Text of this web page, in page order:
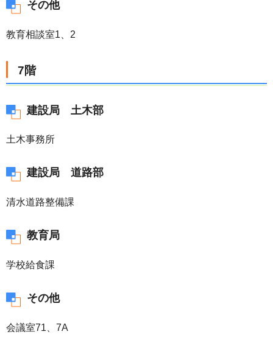
その他
教育相談室1、2
7階
建設局 土木部
土木事務所
建設局 道路部
清水道路整備課
教育局
学校給食課
その他
会議室71、7A